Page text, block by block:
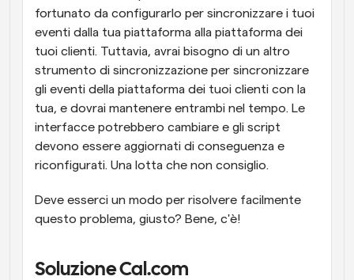
fortunato da configurarlo per sincronizzare i tuoi
eventi dalla tua piattaforma alla piattaforma dei
tuoi clienti. Tuttavia, avrai bisogno di un altro
strumento di sincronizzazione per sincronizzare
gli eventi della piattaforma dei tuoi clienti con la
tua, e dovrai mantenere entrambi nel tempo. Le
interfacce potrebbero cambiare e gli script
devono essere aggiornati di conseguenza e
riconfigurati. Una lotta che non consiglio.
Deve esserci un modo per risolvere facilmente
questo problema, giusto? Bene, c'è!
Soluzione Cal.com